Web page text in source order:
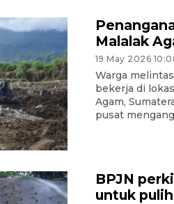
Malalak
19 May 2026
Warga
bekerja di
Agam,
pusat
BPJN
untuk